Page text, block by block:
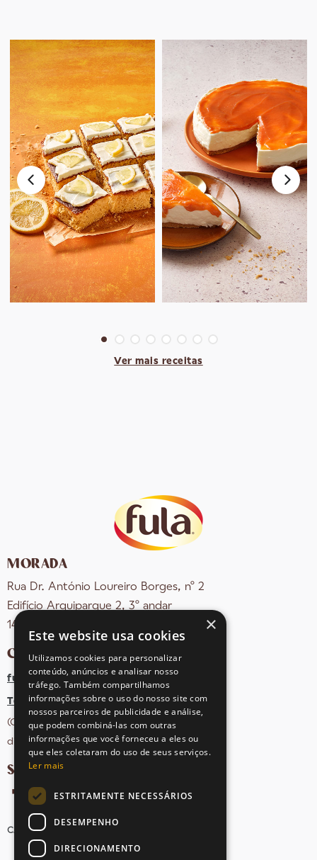
Ver mais receitas
MORADA
Rua Dr. António Loureiro Borges, nº 2
Edifício Arquiparque 2, 3º andar
1495-131 Algés - Portugal
CONTACTOS
fula@sovena.pt
Tel: +351 21 412 93 36
(Chamada para rede fixa nacional;
dias úteis das 10h às 17h)
SIGA-NOS NAS REDES SOCIAIS
CANDIDATURAS
×
Este website usa cookies
Utilizamos cookies para personalizar
conteúdo, anúncios e analisar nosso
tráfego. Também compartilhamos
informações sobre o uso do nosso site com
nossos parceiros de publicidade e análise,
que podem combiná-las com outras
informações que você forneceu a eles ou
que eles coletaram do uso de seus serviços.
Ler mais
ESTRITAMENTE NECESSÁRIOS
DESEMPENHO
DIRECIONAMENTO